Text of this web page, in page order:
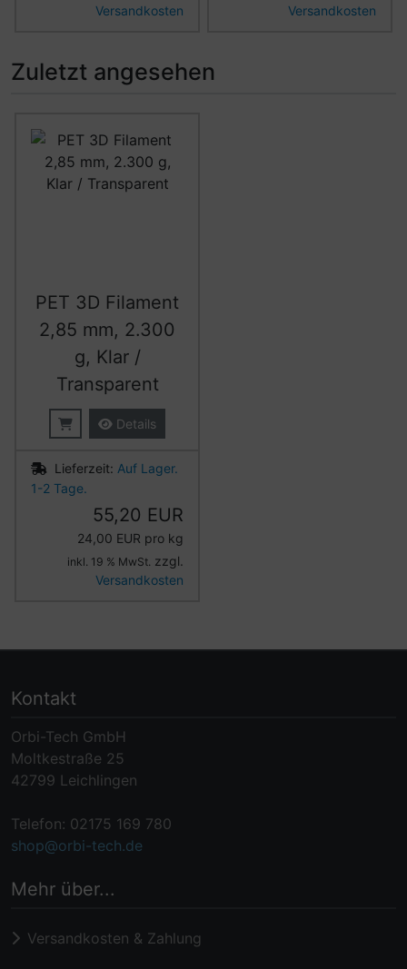
Versandkosten Versandkosten
Zuletzt angesehen
PET 3D Filament
2,85 mm, 2.300
g, Klar /
Transparent
Details
Lieferzeit: Auf Lager.
1-2 Tage.
55,20 EUR
24,00 EUR pro kg
inkl. 19 % MwSt. zzgl.
Versandkosten
Kontakt
Orbi-Tech GmbH
Moltkestraße 25
42799 Leichlingen
Telefon: 02175 169 780
shop@orbi-tech.de
Mehr über...
Versandkosten & Zahlung